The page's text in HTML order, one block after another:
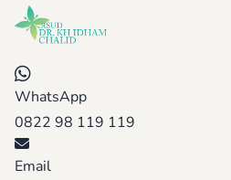
WhatsApp
0822 98 119 119
Email